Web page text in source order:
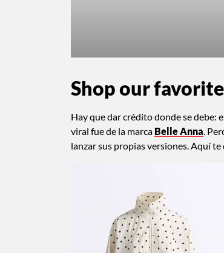
Shop our
Hay que dar crédito donde se debe:
viral fue de la marca Belle Anna.
lanzar sus propias versiones. Aquí